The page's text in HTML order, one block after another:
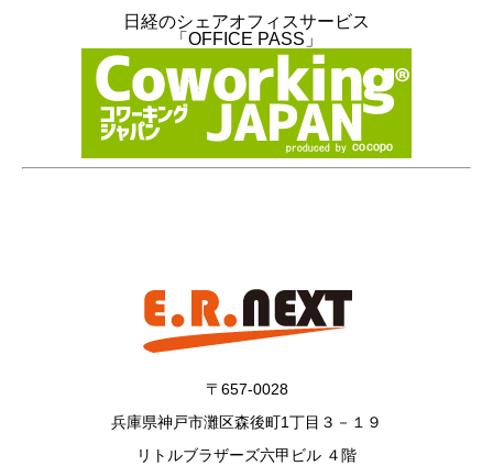
日経のシェアオフィスサービス
「OFFICE PASS」
〒657-0028
兵庫県神戸市灘区森後町1丁目３－１９
リトルブラザーズ六甲ビル ４階